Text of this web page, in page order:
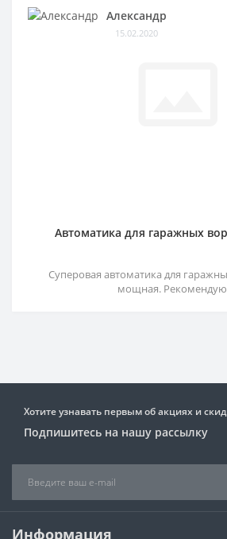
Александр
15.02.2020
Автоматика для гаражных
Суперовая автоматика для
мощная.
Хотите узнавать первым об акциях и
Подпишитесь на нашу рассылку
Информация